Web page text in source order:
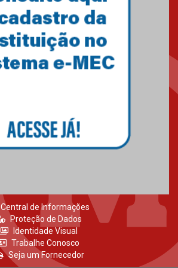
Central de Informações
Proteção de Dados
Identidade Visual
Trabalhe Conosco
Seja um Fornecedor